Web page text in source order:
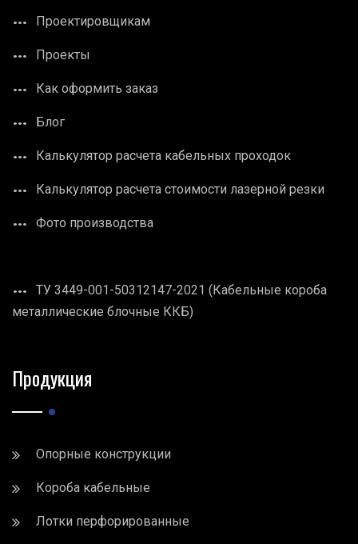
Проектировщикам
Проекты
Как оформить заказ
Блог
Калькулятор расчета кабельных проходок
Калькулятор расчета стоимости лазерной резки
Фото производства
ТУ 3449-001-50312147-2021 (Кабельные короба
металлические блочные ККБ)
Продукция
Опорные конструкции
Короба кабельные
Лотки перфорированные